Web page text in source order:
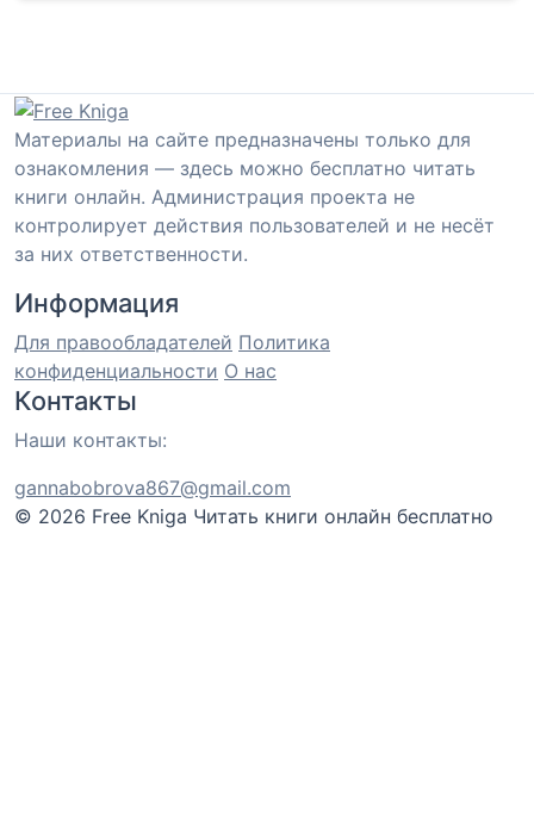
Материалы на сайте предназначены только для
ознакомления — здесь можно бесплатно читать
книги онлайн. Администрация проекта не
контролирует действия пользователей и не несёт
за них ответственности.
Информация
Для правообладателей Политика
конфиденциальности О нас
Контакты
Наши контакты:
gannabobrova867@gmail.com
© 2026 Free Kniga Читать книги онлайн бесплатно